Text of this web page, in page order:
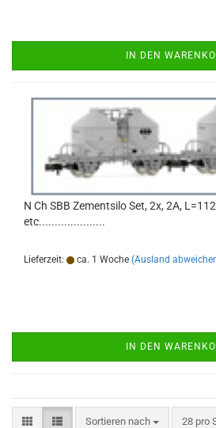
IN DEN
N Ch SBB Zementsilo Set, 2x, 2A,
etc.....................
Lieferzeit: ca. 1 Woche (Ausland
IN DEN
Sortieren nach
Sortieren nach 28 pro
pro